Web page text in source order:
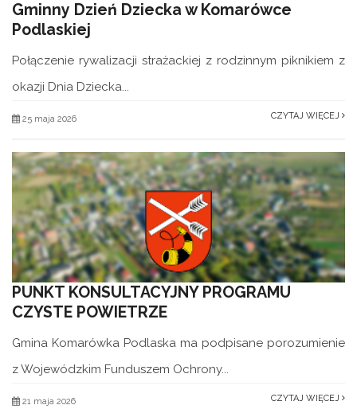
Gminny Dzień Dziecka w Komarówce
Podlaskiej
Połączenie rywalizacji strażackiej z rodzinnym piknikiem z
okazji Dnia Dziecka...
25 maja 2026 CZYTAJ WIĘCEJ
PUNKT KONSULTACYJNY PROGRAMU
CZYSTE POWIETRZE
Gmina Komarówka Podlaska ma podpisane porozumienie
z Wojewódzkim Funduszem Ochrony...
21 maja 2026 CZYTAJ WIĘCEJ